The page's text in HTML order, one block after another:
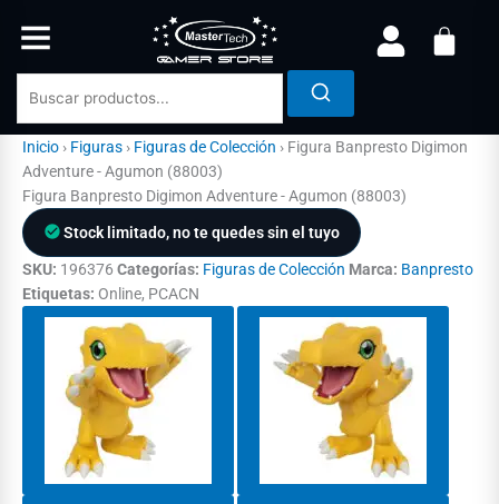
Inicio › Figuras › Figuras de Colección › Figura Banpresto Digimon
Adventure - Agumon (88003)
Figura Banpresto Digimon Adventure - Agumon (88003)
Stock limitado, no te quedes sin el tuyo
SKU: 196376 Categorías: Figuras de Colección Marca: Banpresto
Etiquetas: Online, PCACN